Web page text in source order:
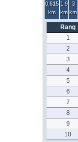
0,815
km
1,9
km
3
km
Rang
1
2
3
4
5
6
7
8
9
10